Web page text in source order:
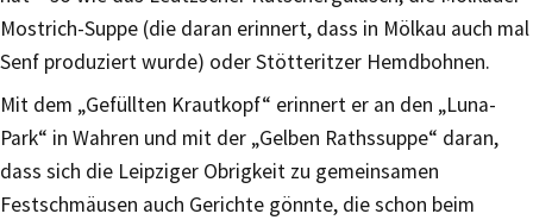
Mostrich-Suppe (die daran erinnert, dass in Mölkau auch mal
Senf produziert wurde) oder Stötteritzer Hemdbohnen.
Mit dem „Gefüllten Krautkopf“ erinnert er an den „Luna-
Park“ in Wahren und mit der „Gelben Rathssuppe“ daran,
dass sich die Leipziger Obrigkeit zu gemeinsamen
Festschmäusen auch Gerichte gönnte, die schon beim